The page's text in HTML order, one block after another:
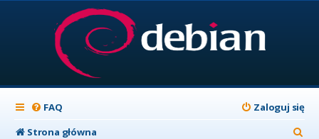
FAQ
Zaloguj się
Strona główna